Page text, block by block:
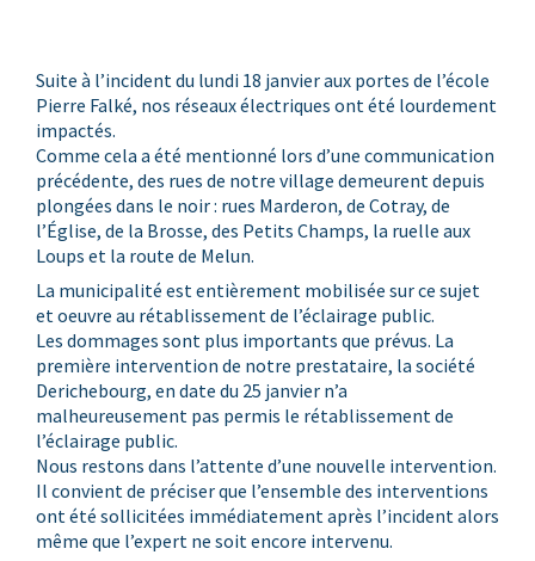
Suite à l’incident du lundi 18 janvier aux portes de l’école
Pierre Falké, nos réseaux électriques ont été lourdement
impactés.
Comme cela a été mentionné lors d’une communication
précédente, des rues de notre village demeurent depuis
plongées dans le noir : rues Marderon, de Cotray, de
l’Église, de la Brosse, des Petits Champs, la ruelle aux
Loups et la route de Melun.
La municipalité est entièrement mobilisée sur ce sujet
et oeuvre au rétablissement de l’éclairage public.
Les dommages sont plus importants que prévus. La
première intervention de notre prestataire, la société
Derichebourg, en date du 25 janvier n’a
malheureusement pas permis le rétablissement de
l’éclairage public.
Nous restons dans l’attente d’une nouvelle intervention.
Il convient de préciser que l’ensemble des interventions
ont été sollicitées immédiatement après l’incident alors
même que l’expert ne soit encore intervenu.